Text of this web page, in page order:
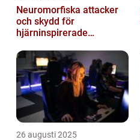
Neuromorfiska attacker
och skydd för
hjärninspirerade
26 augusti 2025